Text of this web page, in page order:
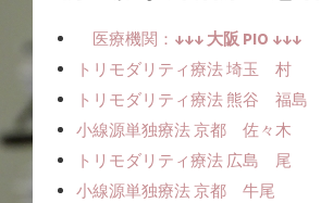
医療機関： ↓↓↓ 大阪 PIO ↓↓↓
トリモダリティ療法 埼玉 村
トリモダリティ療法 熊谷 福島
小線源単独療法ㅤ 京都 佐々木
トリモダリティ療法 広島 尾
小線源単独療法ㅤㅤ 京都 牛尾